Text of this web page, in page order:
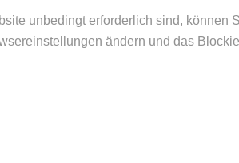
unbedingt erforderlich sind,
ändern und das